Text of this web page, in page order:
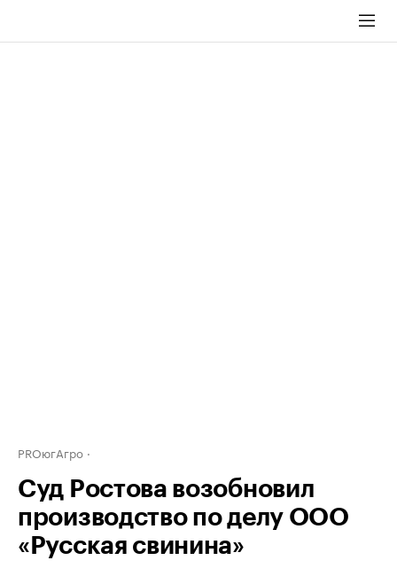
PROюгАгро
Суд Ростова возобновил
производство по делу ООО
«Русская свинина»